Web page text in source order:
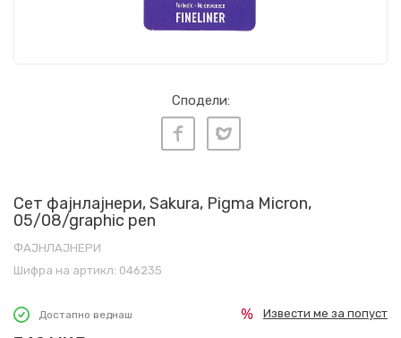
Сподели:
Сет фајнлајнери, Sakura, Pigma Micron,
05/08/graphic pen
ФАЈНЛАЈНЕРИ
Шифра на артикл: 046235
Достапно веднаш Извести ме за попуст